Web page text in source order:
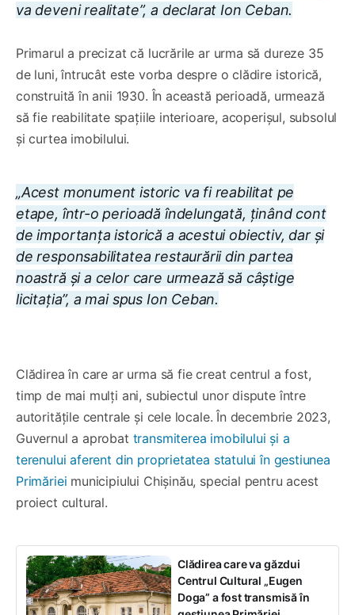
va deveni realitate”, a declarat Ion Ceban.
Primarul a precizat că lucrările ar urma să dureze 35
de luni, întrucât este vorba despre o clădire istorică,
construită în anii 1930. În această perioadă, urmează
să fie reabilitate spațiile interioare, acoperișul, subsolul
și curtea imobilului.
„Acest monument istoric va fi reabilitat pe
etape, într-o perioadă îndelungată, ținând cont
de importanța istorică a acestui obiectiv, dar și
de responsabilitatea restaurării din partea
noastră și a celor care urmează să câștige
licitația”, a mai spus Ion Ceban.
Clădirea în care ar urma să fie creat centrul a fost,
timp de mai mulți ani, subiectul unor dispute între
autoritățile centrale și cele locale. În decembrie 2023,
Guvernul a aprobat transmiterea imobilului și a
terenului aferent din proprietatea statului în gestiunea
Primăriei municipiului Chișinău, special pentru acest
proiect cultural.
Clădirea care va găzdui
Centrul Cultural „Eugen
Doga” a fost transmisă în